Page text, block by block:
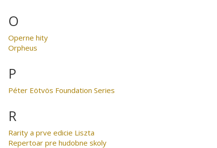
O
Operne hity
Orpheus
P
Péter Eötvös Foundation Series
R
Rarity a prve edicie Liszta
Repertoar pre hudobne skoly